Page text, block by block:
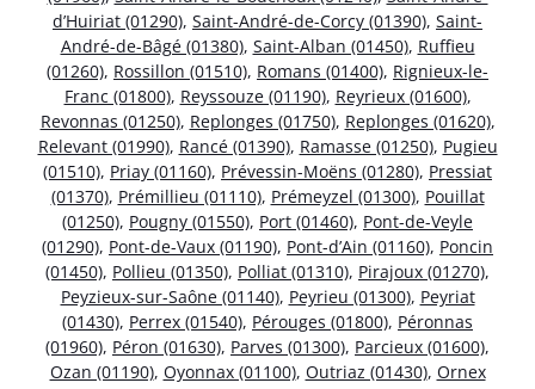
d’Huiriat (01290), Saint-André-de-Corcy (01390), Saint-
André-de-Bâgé (01380), Saint-Alban (01450), Ruffieu
(01260), Rossillon (01510), Romans (01400), Rignieux-le-
Franc (01800), Reyssouze (01190), Reyrieux (01600),
Revonnas (01250), Replonges (01750), Replonges (01620),
Relevant (01990), Rancé (01390), Ramasse (01250), Pugieu
(01510), Priay (01160), Prévessin-Moëns (01280), Pressiat
(01370), Prémillieu (01110), Prémeyzel (01300), Pouillat
(01250), Pougny (01550), Port (01460), Pont-de-Veyle
(01290), Pont-de-Vaux (01190), Pont-d’Ain (01160), Poncin
(01450), Pollieu (01350), Polliat (01310), Pirajoux (01270),
Peyzieux-sur-Saône (01140), Peyrieu (01300), Peyriat
(01430), Perrex (01540), Pérouges (01800), Péronnas
(01960), Péron (01630), Parves (01300), Parcieux (01600),
Ozan (01190), Oyonnax (01100), Outriaz (01430), Ornex